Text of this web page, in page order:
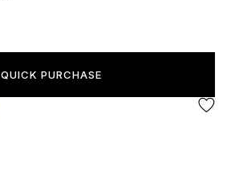
QUICK PURCHASE